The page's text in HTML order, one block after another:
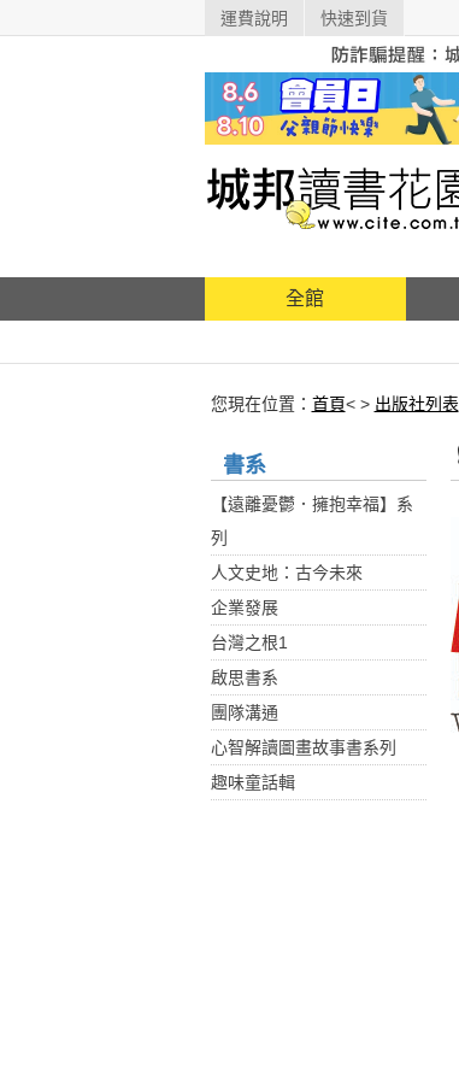
運費說明 快速到貨
全館
您現在位置： 首頁< > 出版社列表
書系
【遠離憂鬱．擁抱幸福】系
列
人文史地：古今未來
企業發展
台灣之根1
啟思書系
團隊溝通
心智解讀圖畫故事書系列
趣味童話輯